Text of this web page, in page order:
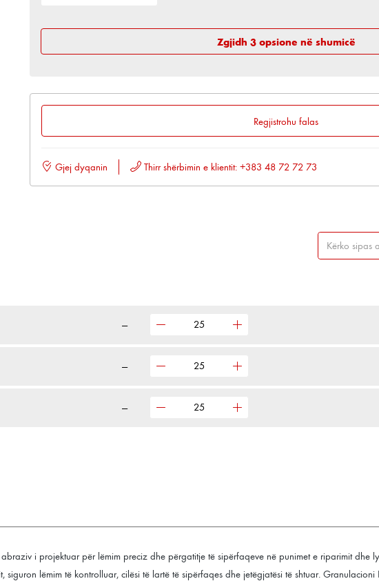
Zgjidh 3 opsione në shumicë
Regjistrohu falas
Gjej dyqanin Thirr shërbimin e klientit: +383 48 72 72 73
—
—
—
i projektuar për lëmim preciz dhe përgatitje të sipërfaqeve në punimet e riparimit dhe
lëmim të kontrolluar, cilësi të lartë të sipërfaqes dhe jetëgjatësi të shtuar.